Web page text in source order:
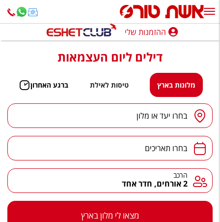
ההזמנות שלי
חופשה לפי סגנון
מלונות באילת
טיולים מאורגנים
סגנונות טיול
הרגע האחרון
ההזמנות שלי
דילים ליום העצמאות
מלונות בארץ טיסות לאילת ברגע האחרון
יעד/מלון בחרו יעד או מלון
תאריכים בחרו תאריכים
הרכב הרכב
2 אורחים, חדר אחד
מצאו לי מלון בארץ